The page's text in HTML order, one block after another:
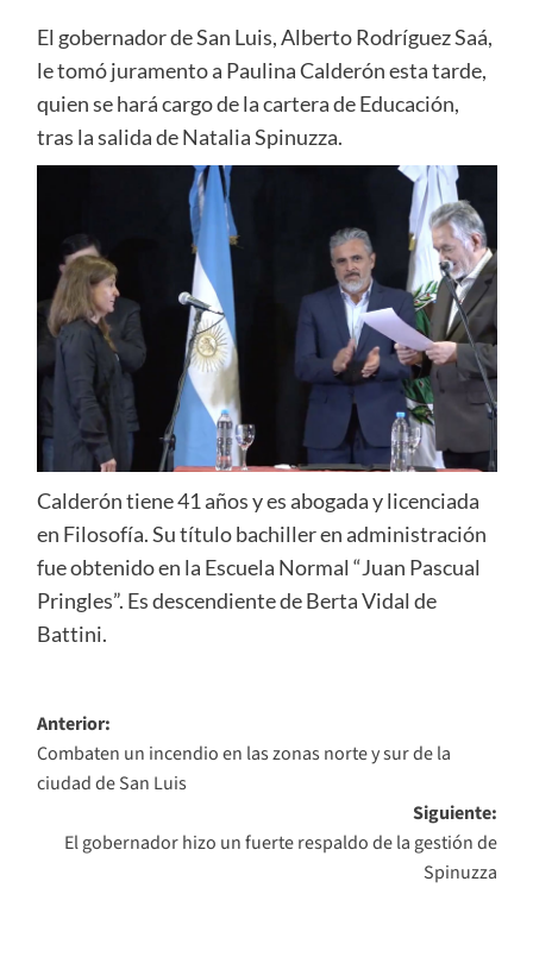
El gobernador de San Luis, Alberto Rodríguez Saá,
le tomó juramento a Paulina Calderón esta tarde,
quien se hará cargo de la cartera de Educación,
tras la salida de Natalia Spinuzza.
Calderón tiene 41 años y es abogada y licenciada
en Filosofía. Su título bachiller en administración
fue obtenido en la Escuela Normal “Juan Pascual
Pringles”. Es descendiente de Berta Vidal de
Battini.
Navegación
de
entradas
Anterior:
Combaten un incendio en las zonas norte y sur de la
ciudad de San Luis
Siguiente:
El gobernador hizo un fuerte respaldo de la gestión de
Spinuzza